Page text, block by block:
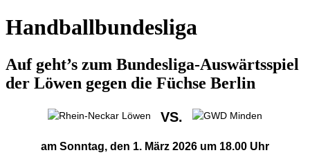
Handballbundesliga
Auf geht’s zum Bundesliga-Auswärtsspiel
der Löwen gegen die Füchse Berlin
VS.
am Sonntag, den 1. März 2026 um 18.00 Uhr